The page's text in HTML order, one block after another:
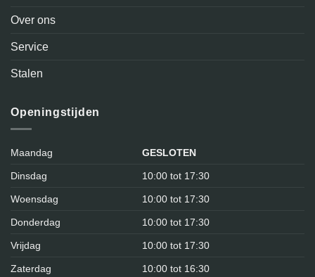
Over ons
Service
Stalen
Openingstijden
Maandag GESLOTEN
Dinsdag 10:00 tot 17:30
Woensdag 10:00 tot 17:30
Donderdag 10:00 tot 17:30
Vrijdag 10:00 tot 17:30
Zaterdag 10:00 tot 16:30